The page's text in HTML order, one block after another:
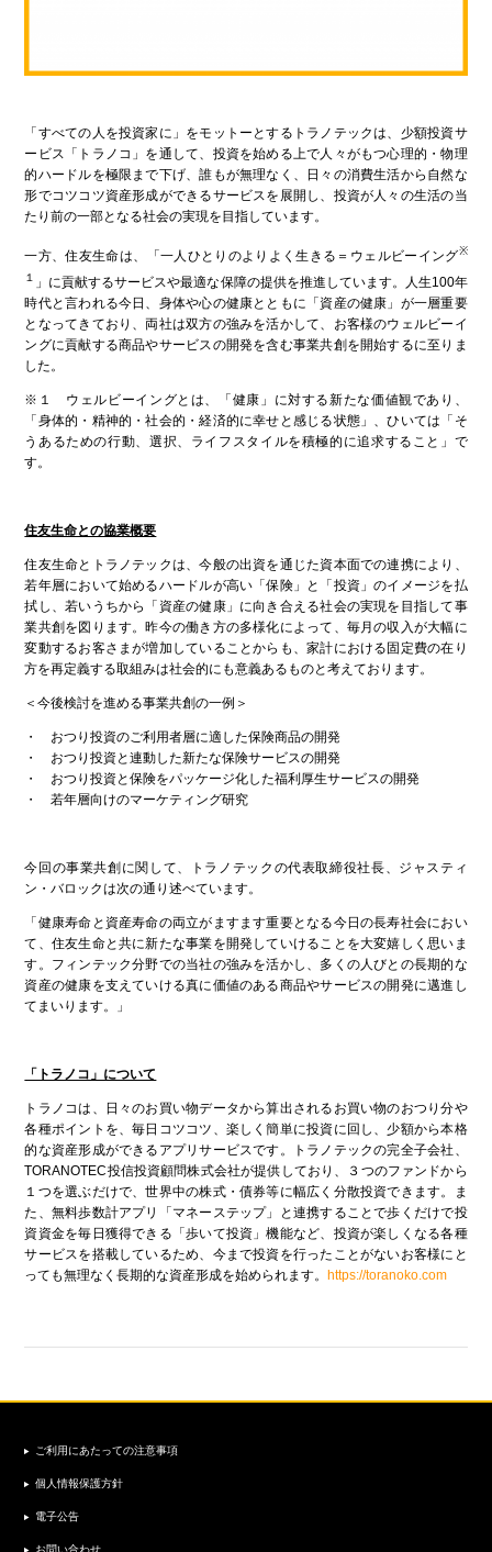
「すべての人を投資家に」をモットーとするトラノテックは、少額投資サ
ービス「トラノコ」を通して、投資を始める上で人々がもつ心理的・物理
的ハードルを極限まで下げ、誰もが無理なく、日々の消費生活から自然な
形でコツコツ資産形成ができるサービスを展開し、投資が人々の生活の当
たり前の一部となる社会の実現を目指しています。
一方、住友生命は、「一人ひとりのよりよく生きる＝ウェルビーイング※
１ 」に貢献するサービスや最適な保障の提供を推進しています。人生100年
時代と言われる今日、身体や心の健康とともに「資産の健康」が一層重要
となってきており、両社は双方の強みを活かして、お客様のウェルビーイ
ングに貢献する商品やサービスの開発を含む事業共創を開始するに至りま
した。
※１ ウェルビーイングとは、「健康」に対する新たな価値観であり、
「身体的・精神的・社会的・経済的に幸せと感じる状態」、ひいては「そ
うあるための行動、選択、ライフスタイルを積極的に追求すること」で
す。
住友生命との協業概要
住友生命とトラノテックは、今般の出資を通じた資本面での連携により、
若年層において始めるハードルが高い「保険」と「投資」のイメージを払
拭し、若いうちから「資産の健康」に向き合える社会の実現を目指して事
業共創を図ります。昨今の働き方の多様化によって、毎月の収入が大幅に
変動するお客さまが増加していることからも、家計における固定費の在り
方を再定義する取組みは社会的にも意義あるものと考えております。
＜今後検討を進める事業共創の一例＞
・ おつり投資のご利用者層に適した保険商品の開発
・ おつり投資と連動した新たな保険サービスの開発
・ おつり投資と保険をパッケージ化した福利厚生サービスの開発
・ 若年層向けのマーケティング研究
今回の事業共創に関して、トラノテックの代表取締役社長、ジャスティ
ン・バロックは次の通り述べています。
「健康寿命と資産寿命の両立がますます重要となる今日の長寿社会におい
て、住友生命と共に新たな事業を開発していけることを大変嬉しく思いま
す。フィンテック分野での当社の強みを活かし、多くの人びとの長期的な
資産の健康を支えていける真に価値のある商品やサービスの開発に邁進し
てまいります。」
「トラノコ」について
トラノコは、日々のお買い物データから算出されるお買い物のおつり分や
各種ポイントを、毎日コツコツ、楽しく簡単に投資に回し、少額から本格
的な資産形成ができるアプリサービスです。トラノテックの完全子会社、
TORANOTEC投信投資顧問株式会社が提供しており、３つのファンドから
１つを選ぶだけで、世界中の株式・債券等に幅広く分散投資できます。ま
た、無料歩数計アプリ「マネーステップ」と連携することで歩くだけで投
資資金を毎日獲得できる「歩いて投資」機能など、投資が楽しくなる各種
サービスを搭載しているため、今まで投資を行ったことがないお客様にと
っても無理なく長期的な資産形成を始められます。 https://toranoko.com
ご利用にあたっての注意事項
個人情報保護方針
電子公告
お問い合わせ